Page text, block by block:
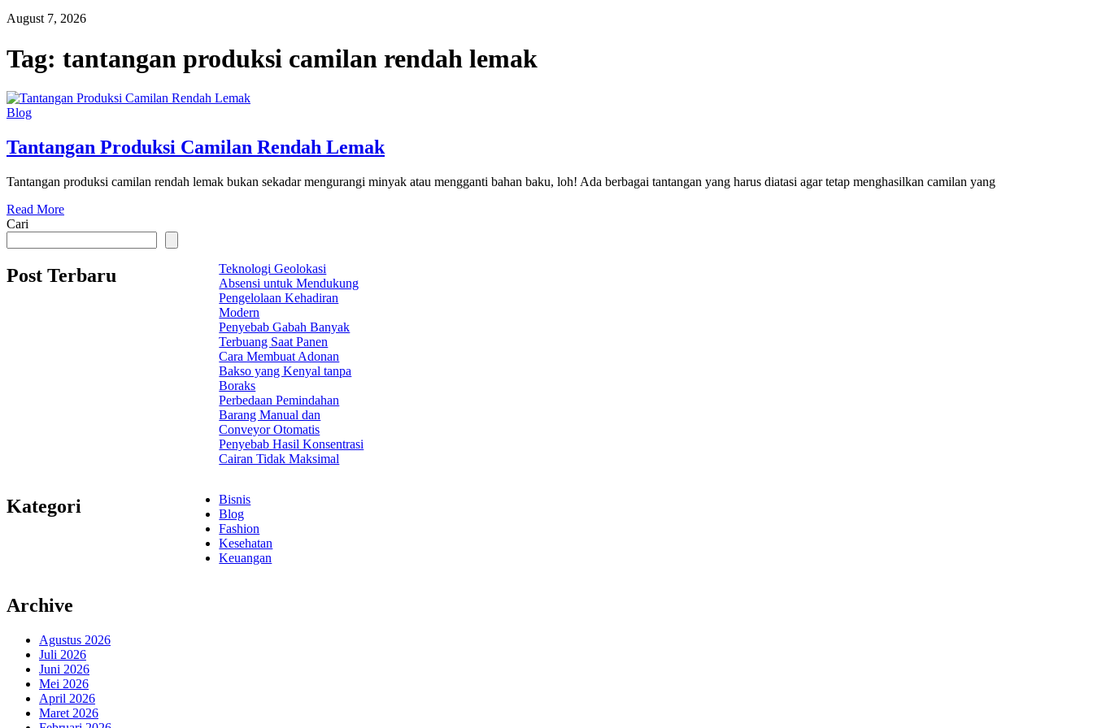
August 7, 2026
Tag: tantangan produksi camilan rendah lemak
Blog
Tantangan Produksi Camilan Rendah Lemak
Tantangan produksi camilan rendah lemak bukan sekadar mengurangi minyak atau mengganti bahan baku, loh! Ada berbagai tantangan yang harus diatasi agar tetap menghasilkan camilan yang
Read More
Cari
Post Terbaru
Teknologi Geolokasi
Absensi untuk Mendukung
Pengelolaan Kehadiran
Modern
Penyebab Gabah Banyak
Terbuang Saat Panen
Cara Membuat Adonan
Bakso yang Kenyal tanpa
Boraks
Perbedaan Pemindahan
Barang Manual dan
Conveyor Otomatis
Penyebab Hasil Konsentrasi
Cairan Tidak Maksimal
Kategori
Bisnis
Blog
Fashion
Kesehatan
Keuangan
Archive
Agustus 2026
Juli 2026
Juni 2026
Mei 2026
April 2026
Maret 2026